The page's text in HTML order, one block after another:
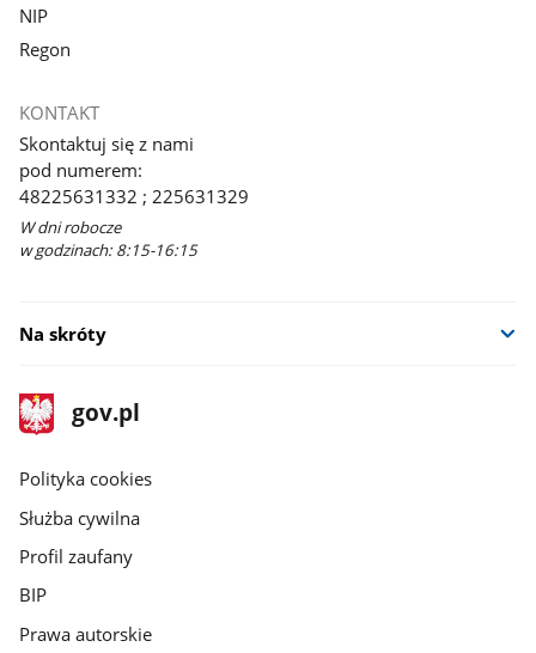
NIP
Regon
KONTAKT
Skontaktuj się z nami
pod numerem:
48225631332 ; 225631329
W dni robocze
w godzinach: 8:15-16:15
Na skróty
stopka
gov.pl
Strona
gov.pl
gov.pl
Polityka cookies
Służba cywilna
Profil zaufany
BIP
Prawa autorskie